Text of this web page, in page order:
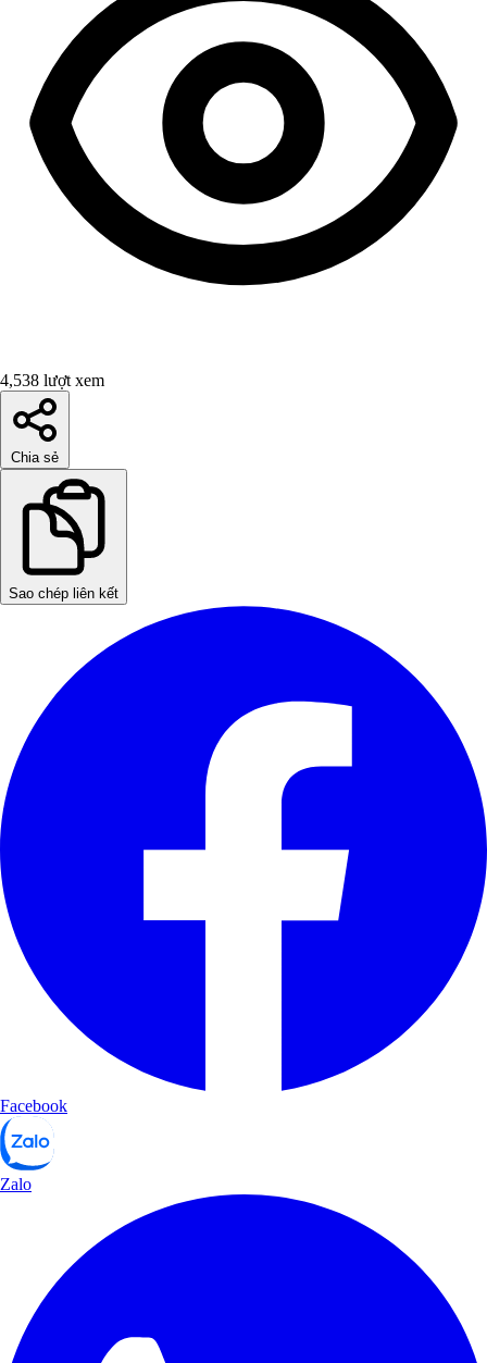
4,538 lượt xem
Chia sẻ
Sao chép liên kết
Facebook
Zalo